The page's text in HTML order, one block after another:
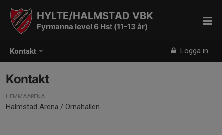
Kontakt Logga in
HYLTE/HALMSTAD VBK
Fyrmanna level 6 Hst (11-13 år)
Kontakt
HEMMAARENA
Halmstad Arena / Örnahallen